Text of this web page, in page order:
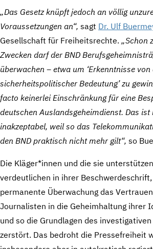
„Das Gesetz knüpft jedoch an völlig
Voraussetzungen an“, sagt Dr. Ulf
Gesellschaft für Freiheitsrechte. „Schon
Zwecken darf der BND
überwachen – etwa um ‘Erkenntnisse
sicherheitspolitischer Bedeutung’ zu
facto keinerlei Einschränkung für eine
deutschen Auslandsgeheimdienst. Das
inakzeptabel, weil so das
den BND praktisch nicht mehr gilt“, so
Die Kläger*innen und die sie
verdeutlichen in ihrer
permanente Überwachung das
Journalisten in die Geheimhaltung ihrer
und so die Grundlagen des
zerstört. Das bedroht die Pressefreiheit